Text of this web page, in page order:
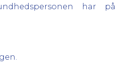
har på